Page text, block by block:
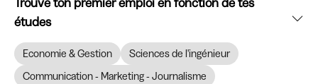
études
Economie & Gestion
Sciences de l'ingénieur
Communication - Marketing - Journalisme